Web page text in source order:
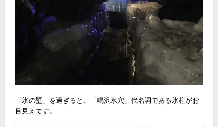
「氷の壁」を過ぎると、「鳴沢氷穴」代名詞である氷柱がお
目見えです。